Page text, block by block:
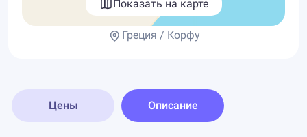
Показать на карте
Греция / Корфу
Цены Описание